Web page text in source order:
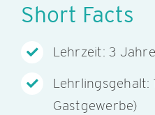
Short Facts
Lehrzeit: 3
Lehrlingsgehalt:
Gastgewerbe)